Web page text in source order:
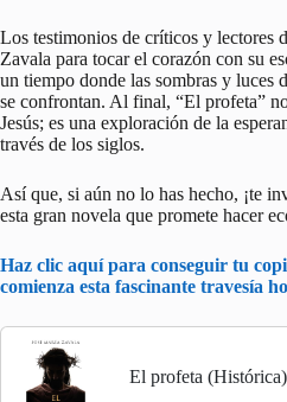
Los testimonios de críticos y lectores
Zavala para tocar el corazón con su
un tiempo donde las sombras y luces
se confrontan. Al final, “El profeta”
Jesús; es una exploración de la
través de los siglos.
Así que, si aún no lo has hecho, ¡te
esta gran novela que promete hacer
Haz clic aquí para conseguir tu
comienza esta fascinante travesía
El profeta (Histórica)